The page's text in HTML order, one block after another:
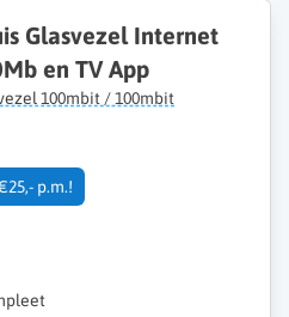
Glasvezel Internet
en TV App
100mbit / 100mbit
p.m.!